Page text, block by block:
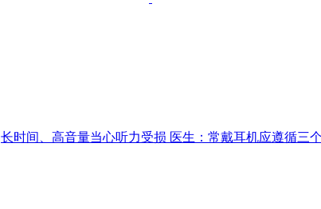
长时间、高音量当心听力受损 医生：常戴耳机应遵循三个